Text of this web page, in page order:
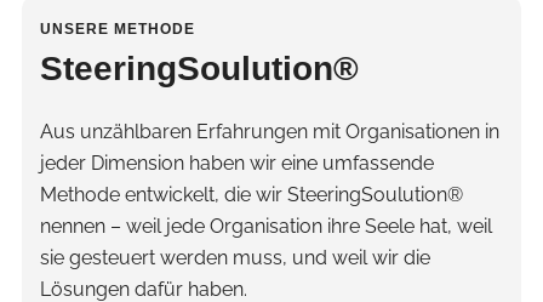
UNSERE METHODE
SteeringSoulution®
Aus unzählbaren Erfahrungen mit Organisationen in
jeder Dimension haben wir eine umfassende
Methode entwickelt, die wir SteeringSoulution®
nennen – weil jede Organisation ihre Seele hat, weil
sie gesteuert werden muss, und weil wir die
Lösungen dafür haben.